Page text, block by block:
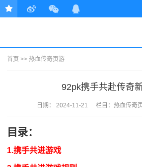
首页 >> 热血传奇页游
92pk携手共赴传奇
日期： 2024-11-21 栏目： 热血传奇
目录：
1.携手共进游戏